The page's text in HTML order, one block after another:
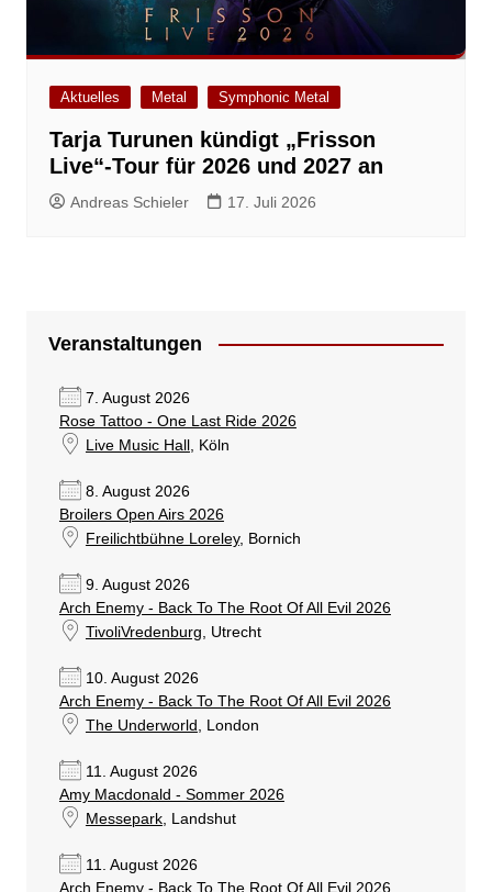
Aktuelles Metal Symphonic Metal
Tarja Turunen kündigt „Frisson
Live“-Tour für 2026 und 2027 an
Andreas Schieler 17. Juli 2026
Veranstaltungen
7. August 2026
Rose Tattoo - One Last Ride 2026
Live Music Hall
, Köln
8. August 2026
Broilers Open Airs 2026
Freilichtbühne Loreley, Bornich
9. August 2026
Arch Enemy - Back To The Root Of All Evil 2026
TivoliVredenburg , Utrecht
10. August 2026
Arch Enemy - Back To The Root Of All Evil 2026
The Underworld
, London
11. August 2026
Amy Macdonald - Sommer 2026
Messepark, Landshut
11. August 2026
Arch Enemy - Back To The Root Of All Evil 2026